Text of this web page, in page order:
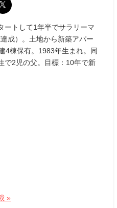
ートして1年半でサラリーマ
成）。土地から新築アパー
4棟保有。1983年生まれ。同
で2児の父。目標：10年で新
»